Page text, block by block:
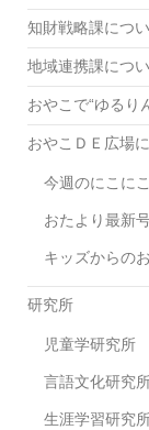
知財戦略課につ
地域連携課につ
おやこで“ゆるり
おやこＤＥ広場
今週のにこに
おたより最新
キッズからの
研究所
児童学研究所
言語文化研究
生涯学習研究